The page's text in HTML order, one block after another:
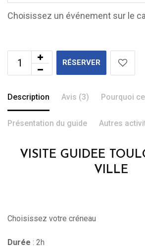
Choisissez un événement sur le
RÉSERVER
Description Avis (3) Pourquoi
Présentation du guide Autres
VISITE GUIDEE
VILLE
Choisissez votre créneau
Durée : 2h